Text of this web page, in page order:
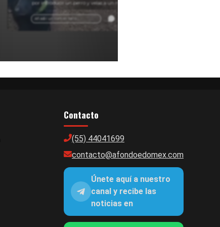
Añadir un comentario ...
por introducir un perro y velas a un manantial.
Información sobre conflictos en comunidades del
Edomex.
Contacto
(55) 44041699
contacto@afondoedomex.com
Únete aquí a nuestro
canal y recibe las
noticias en